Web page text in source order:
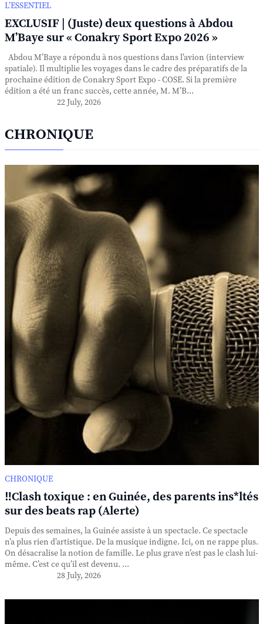
L’ESSENTIEL
EXCLUSIF | (Juste) deux questions à Abdou
M’Baye sur « Conakry Sport Expo 2026 »
Abdou M’Baye a répondu à nos questions dans l’avion (interview
spatiale). Il multiplie les voyages dans le cadre des préparatifs de la
prochaine édition de Conakry Sport Expo - COSE. Si la première
édition a été un franc succès, cette année, M. M’B...
22 July, 2026
CHRONIQUE
CHRONIQUE
‼️Clash toxique : en Guinée, des parents ins*ltés
sur des beats rap (Alerte)
Depuis des semaines, la Guinée assiste à un spectacle. Ce spectacle
n’a plus rien d’artistique. De la musique indigne. Ici, on ne rappe plus.
On désacralise la notion de famille. Le plus grave n’est pas le clash lui-
même. C’est ce qu’il est devenu. ...
28 July, 2026